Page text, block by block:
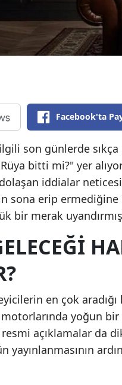
Facebook'ta
son günlerde
bitti mi?" yer
iddialar
sona erip
bir merak
en çok
yoğun bir
açıklamalar da
yayınlanmasının